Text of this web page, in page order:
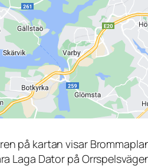
på kartan visar
Laga Dator på